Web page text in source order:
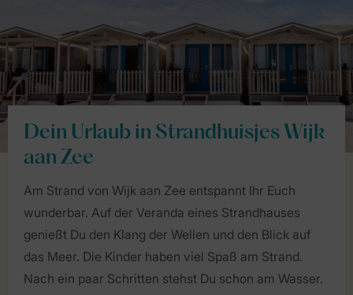
Dein Urlaub in Strandhuisjes Wijk
aan Zee
Am Strand von Wijk aan Zee entspannt Ihr Euch
wunderbar. Auf der Veranda eines Strandhauses
genießt Du den Klang der Wellen und den Blick auf
das Meer. Die Kinder haben viel Spaß am Strand.
Nach ein paar Schritten stehst Du schon am Wasser.